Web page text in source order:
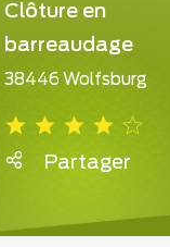
Clôture en
barreaudage
38446 Wolfsburg
Partager